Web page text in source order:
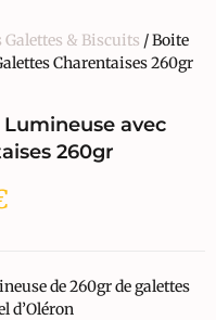
Galettes & Biscuits / Boite
Charentaises 260gr
avec
260gr
de 260gr de galettes
d’Oléron